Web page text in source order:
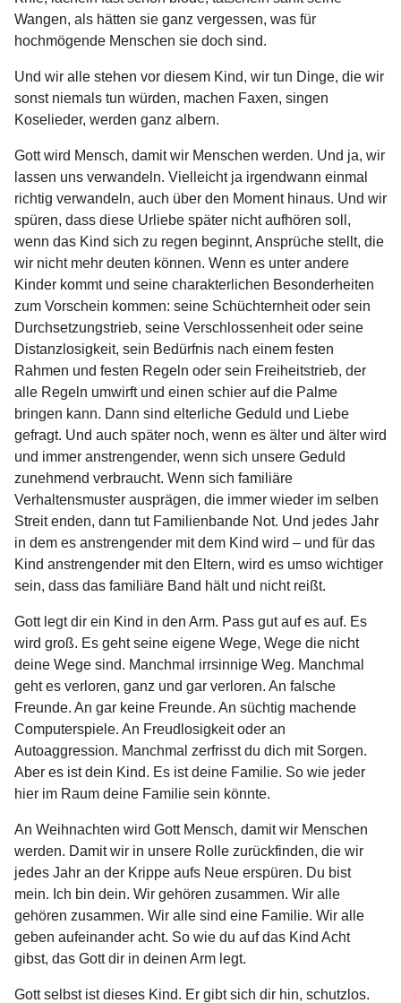
Wangen, als hätten sie ganz vergessen, was für
hochmögende Menschen sie doch sind.
Und wir alle stehen vor diesem Kind, wir tun Dinge, die wir
sonst niemals tun würden, machen Faxen, singen
Koselieder, werden ganz albern.
Gott wird Mensch, damit wir Menschen werden. Und ja, wir
lassen uns verwandeln. Vielleicht ja irgendwann einmal
richtig verwandeln, auch über den Moment hinaus. Und wir
spüren, dass diese Urliebe später nicht aufhören soll,
wenn das Kind sich zu regen beginnt, Ansprüche stellt, die
wir nicht mehr deuten können. Wenn es unter andere
Kinder kommt und seine charakterlichen Besonderheiten
zum Vorschein kommen: seine Schüchternheit oder sein
Durchsetzungstrieb, seine Verschlossenheit oder seine
Distanzlosigkeit, sein Bedürfnis nach einem festen
Rahmen und festen Regeln oder sein Freiheitstrieb, der
alle Regeln umwirft und einen schier auf die Palme
bringen kann. Dann sind elterliche Geduld und Liebe
gefragt. Und auch später noch, wenn es älter und älter wird
und immer anstrengender, wenn sich unsere Geduld
zunehmend verbraucht. Wenn sich familiäre
Verhaltensmuster ausprägen, die immer wieder im selben
Streit enden, dann tut Familienbande Not. Und jedes Jahr
in dem es anstrengender mit dem Kind wird – und für das
Kind anstrengender mit den Eltern, wird es umso wichtiger
sein, dass das familiäre Band hält und nicht reißt.
Gott legt dir ein Kind in den Arm. Pass gut auf es auf. Es
wird groß. Es geht seine eigene Wege, Wege die nicht
deine Wege sind. Manchmal irrsinnige Weg. Manchmal
geht es verloren, ganz und gar verloren. An falsche
Freunde. An gar keine Freunde. An süchtig machende
Computerspiele. An Freudlosigkeit oder an
Autoaggression. Manchmal zerfrisst du dich mit Sorgen.
Aber es ist dein Kind. Es ist deine Familie. So wie jeder
hier im Raum deine Familie sein könnte.
An Weihnachten wird Gott Mensch, damit wir Menschen
werden. Damit wir in unsere Rolle zurückfinden, die wir
jedes Jahr an der Krippe aufs Neue erspüren. Du bist
mein. Ich bin dein. Wir gehören zusammen. Wir alle
gehören zusammen. Wir alle sind eine Familie. Wir alle
geben aufeinander acht. So wie du auf das Kind Acht
gibst, das Gott dir in deinen Arm legt.
Gott selbst ist dieses Kind. Er gibt sich dir hin, schutzlos.